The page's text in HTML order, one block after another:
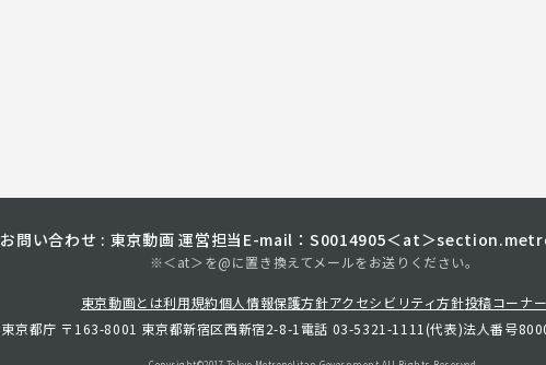
お問い合わせ : 東京動画 運営担当 E-mail：S0014905＜at＞
※＜at＞を@に置き換えてメールをお送りください。
東京動画とは利用規約個人情報保護方針アクセシビリティ方針投稿コーナー
東京都庁 〒163-8001 東京都新宿区西新宿2-8-1 電話 03-5321-1111(代表)法人番号